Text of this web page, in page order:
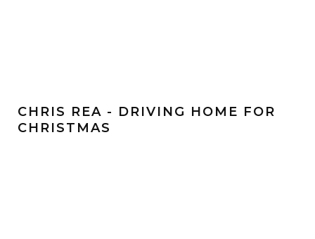
CHRIS REA - DRIVING HOME FOR
CHRISTMAS